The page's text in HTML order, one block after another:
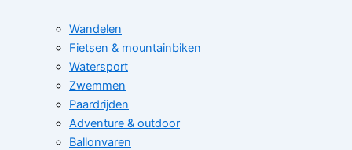
Wandelen
Fietsen & mountainbiken
Watersport
Zwemmen
Paardrijden
Adventure & outdoor
Ballonvaren